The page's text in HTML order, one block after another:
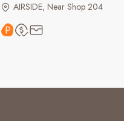
AIRSIDE, Near Shop 204